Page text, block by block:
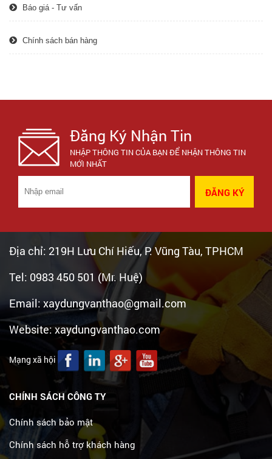
Báo giá - Tư vấn
Chính sách bán hàng
Đăng Ký Nhận Tin
NHẬP THÔNG TIN CỦA BẠN ĐỂ NHẬN THÔNG TIN
MỚI NHẤT
ĐĂNG KÝ
Địa chỉ: 219H Lưu Chí Hiếu, P. Vũng Tàu, TPHCM
Tel: 0983 450 501 (Mr. Huệ)
Email: xaydungvanthao@gmail.com
Website: xaydungvanthao.com
Mạng xã hội
CHÍNH SÁCH CÔNG TY
Chính sách bảo mật
Chính sách hỗ trợ khách hàng